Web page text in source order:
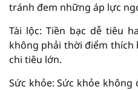
tránh đem những áp lực
Tài lộc: Tiền bạc dễ tiêu
không phải thời điểm
chi tiêu lớn.
Sức khỏe: Sức khỏe